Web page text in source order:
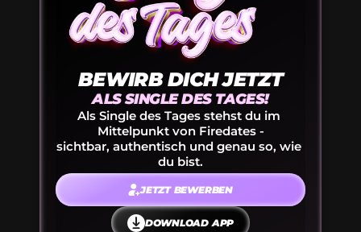
BEWIRB DICH JETZT
ALS SINGLE DES TAGES!
Als Single des Tages stehst du im
Mittelpunkt von Firedates -
sichtbar, authentisch und genau so, wie
du bist.
JETZT BEWERBEN
DOWNLOAD APP